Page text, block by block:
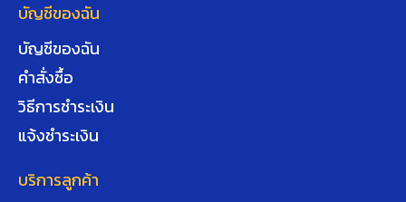
บัญชีของฉัน
บัญชีของฉัน
คำสั่งซื้อ
วิธีการชำระเงิน
แจ้งชำระเงิน
บริการลูกค้า